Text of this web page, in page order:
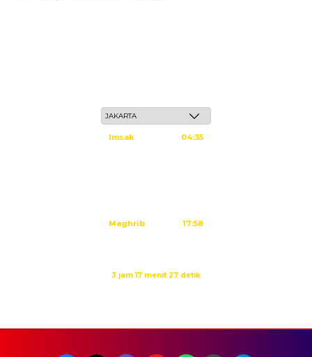
Imsak 04:35
Maghrib 17:58
3 jam 17 menit 27 detik